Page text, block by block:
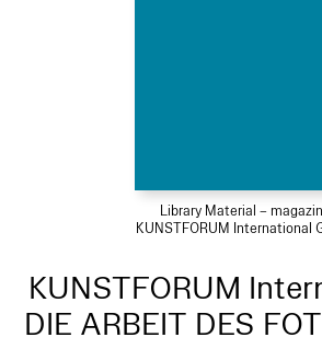
Library Material –
KUNSTFORUM International
KUNSTFORUM
DIE ARBEIT DES